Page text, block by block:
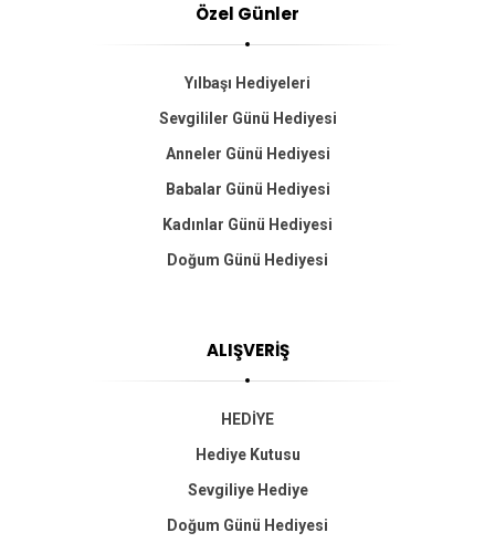
Özel Günler
Yılbaşı Hediyeleri
Sevgililer Günü Hediyesi
Anneler Günü Hediyesi
Babalar Günü Hediyesi
Kadınlar Günü Hediyesi
Doğum Günü Hediyesi
ALIŞVERİŞ
HEDİYE
Hediye Kutusu
Sevgiliye Hediye
Doğum Günü Hediyesi